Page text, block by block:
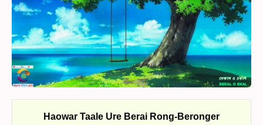
Haowar Taale Ure Berai Rong-Beronger